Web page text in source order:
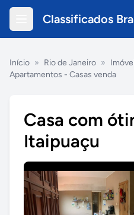
Classificados
Início » Rio de Janeiro »
Apartamentos - Casas venda
Casa com
Itaipuaçu